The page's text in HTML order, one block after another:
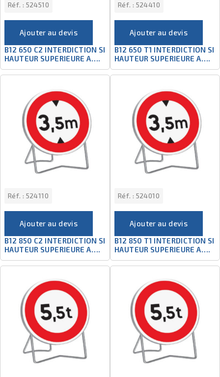
Réf. : 524510
Ajouter au devis
B12 650 C2 INTERDICTION SI
HAUTEUR SUPERIEURE A….
Réf. : 524410
Ajouter au devis
B12 650 T1 INTERDICTION SI
HAUTEUR SUPERIEURE A….
Réf. : 524110
Ajouter au devis
B12 850 C2 INTERDICTION SI
HAUTEUR SUPERIEURE A….
Réf. : 524010
Ajouter au devis
B12 850 T1 INTERDICTION SI
HAUTEUR SUPERIEURE A….